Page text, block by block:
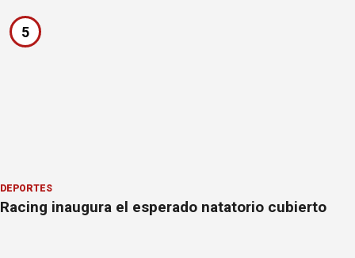
5
DEPORTES
Racing inaugura el esperado natatorio cubierto